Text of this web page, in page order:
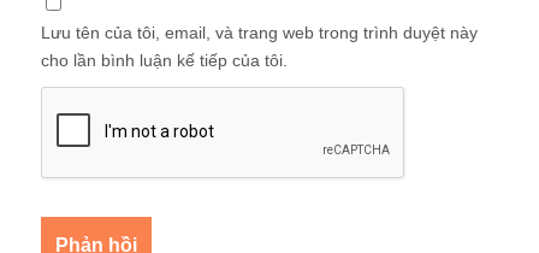
Lưu tên của tôi, email, và trang web trong trình duyệt này
cho lần bình luận kế tiếp của tôi.